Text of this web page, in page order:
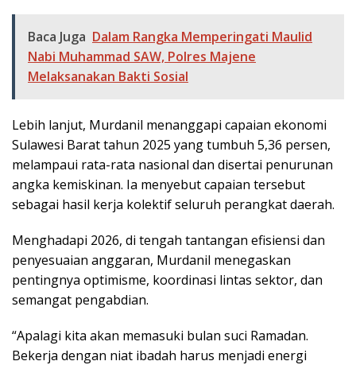
Baca Juga Dalam Rangka Memperingati Maulid
Nabi Muhammad SAW, Polres Majene
Melaksanakan Bakti Sosial
Lebih lanjut, Murdanil menanggapi capaian ekonomi
Sulawesi Barat tahun 2025 yang tumbuh 5,36 persen,
melampaui rata-rata nasional dan disertai penurunan
angka kemiskinan. Ia menyebut capaian tersebut
sebagai hasil kerja kolektif seluruh perangkat daerah.
Menghadapi 2026, di tengah tantangan efisiensi dan
penyesuaian anggaran, Murdanil menegaskan
pentingnya optimisme, koordinasi lintas sektor, dan
semangat pengabdian.
“Apalagi kita akan memasuki bulan suci Ramadan.
Bekerja dengan niat ibadah harus menjadi energi